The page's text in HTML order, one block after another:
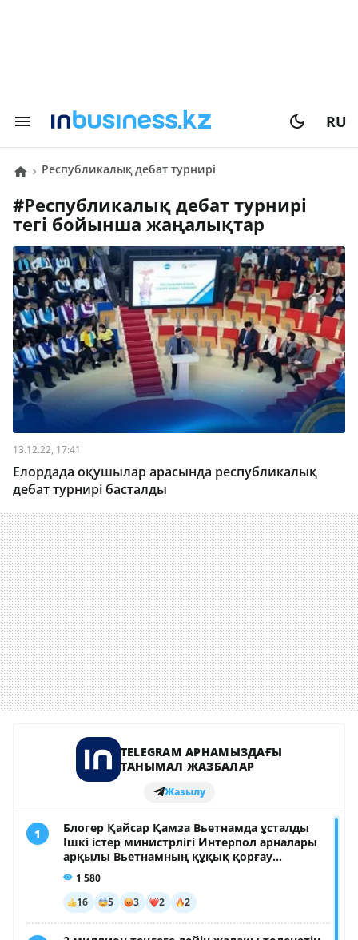
RU
республикалық дебат турнирі
# республикалық дебат турнирі
тегі бойынша жаңалықтар
13.12.22, 17:41
Елордада оқушылар арасында республикалық
дебат турнирі басталды